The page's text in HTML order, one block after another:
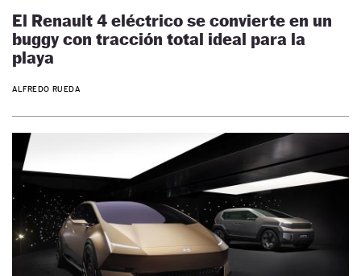
El Renault 4 eléctrico se convierte en un
buggy con tracción total ideal para la
playa
ALFREDO RUEDA